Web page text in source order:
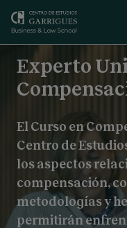
Experto
El Curso en
Centro de
los aspectos
compensación,
metodologías y
permitirán
Beneficios
Presentación